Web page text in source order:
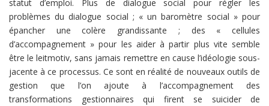
statut d’emploi. Plus de dialogue social pour régler les
problèmes du dialogue social ; « un baromètre social » pour
épancher une colère grandissante ; des « cellules
d’accompagnement » pour les aider à partir plus vite semble
être le leitmotiv, sans jamais remettre en cause l’idéologie sous-
jacente à ce processus. Ce sont en réalité de nouveaux outils de
gestion que l’on ajoute à l’accompagnement des
transformations gestionnaires qui firent se suicider de